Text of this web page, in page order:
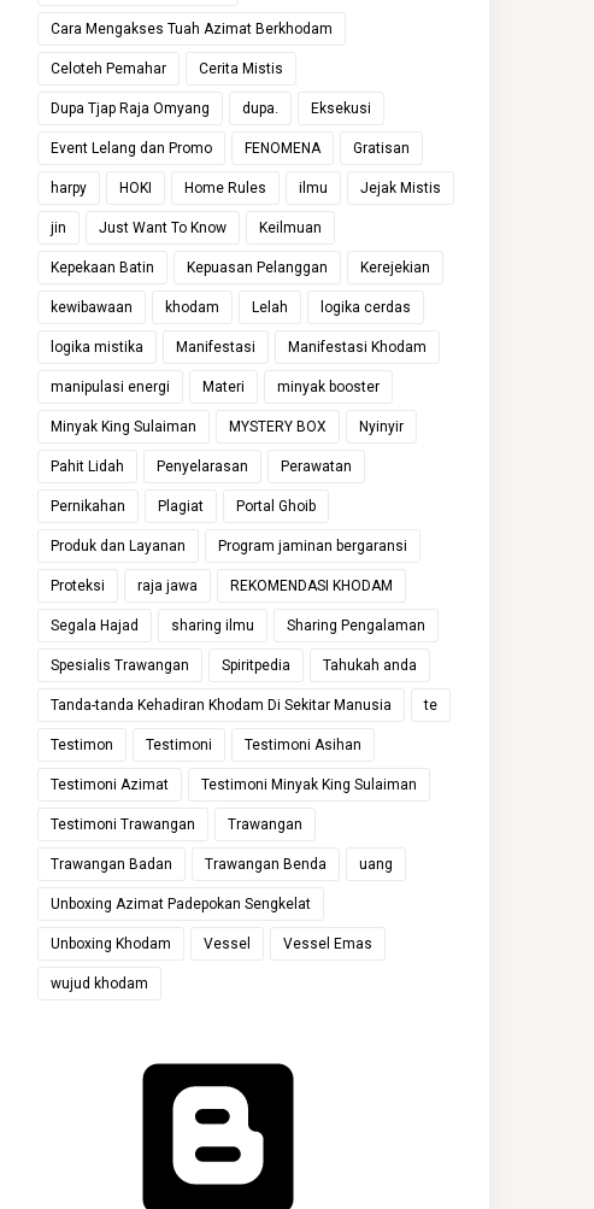
Cara Mengakses Tuah Azimat Berkhodam
Celoteh Pemahar Cerita Mistis
Dupa Tjap Raja Omyang dupa. Eksekusi
Event Lelang dan Promo FENOMENA Gratisan
harpy HOKI Home Rules ilmu Jejak Mistis
jin Just Want To Know Keilmuan
Kepekaan Batin Kepuasan Pelanggan Kerejekian
kewibawaan khodam Lelah logika cerdas
logika mistika Manifestasi Manifestasi Khodam
manipulasi energi Materi minyak booster
Minyak King Sulaiman MYSTERY BOX Nyinyir
Pahit Lidah Penyelarasan Perawatan
Pernikahan Plagiat Portal Ghoib
Produk dan Layanan Program jaminan bergaransi
Proteksi raja jawa REKOMENDASI KHODAM
Segala Hajad sharing ilmu Sharing Pengalaman
Spesialis Trawangan Spiritpedia Tahukah anda
Tanda-tanda Kehadiran Khodam Di Sekitar Manusia te
Testimon Testimoni Testimoni Asihan
Testimoni Azimat Testimoni Minyak King Sulaiman
Testimoni Trawangan Trawangan
Trawangan Badan Trawangan Benda uang
Unboxing Azimat Padepokan Sengkelat
Unboxing Khodam Vessel Vessel Emas
wujud khodam